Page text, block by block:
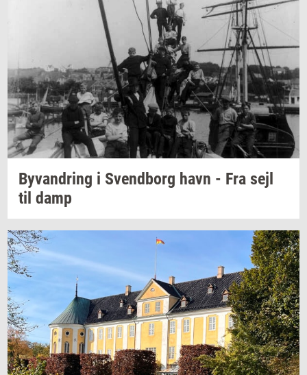
Byvan­dring i Svend­borg havn - Fra sejl
til damp